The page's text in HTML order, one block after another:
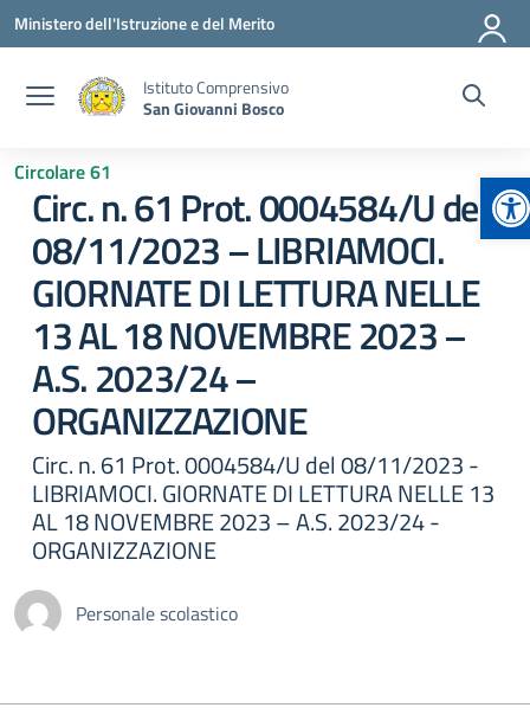
Vai ai contenuti
Vai al menu di navigazione
Vai al footer
Ministero dell'Istruzione e del Merito
Istituto Comprensivo
San Giovanni Bosco
Circolare 61
Circ. n. 61 Prot. 0004584/U del
08/11/2023 – LIBRIAMOCI.
GIORNATE DI LETTURA NELLE
13 AL 18 NOVEMBRE 2023 –
A.S. 2023/24 –
ORGANIZZAZIONE
Circ. n. 61 Prot. 0004584/U del 08/11/2023 -
LIBRIAMOCI. GIORNATE DI LETTURA NELLE 13
AL 18 NOVEMBRE 2023 – A.S. 2023/24 -
ORGANIZZAZIONE
Personale scolastico